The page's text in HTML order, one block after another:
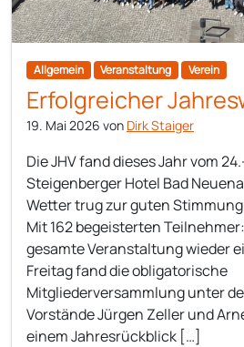
Allgemein Veranstaltung Verein
Erfolgreicher
19. Mai 2026 von Dirk Staiger
Die JHV fand dieses Jahr vom
Steigenberger Hotel Bad
Wetter trug zur guten
Mit 162 begeisterten
gesamte Veranstaltung wieder
Freitag fand die obligatorische
Mitgliederversammlung unter
Vorstände Jürgen Zeller und
einem Jahresrückblick […]